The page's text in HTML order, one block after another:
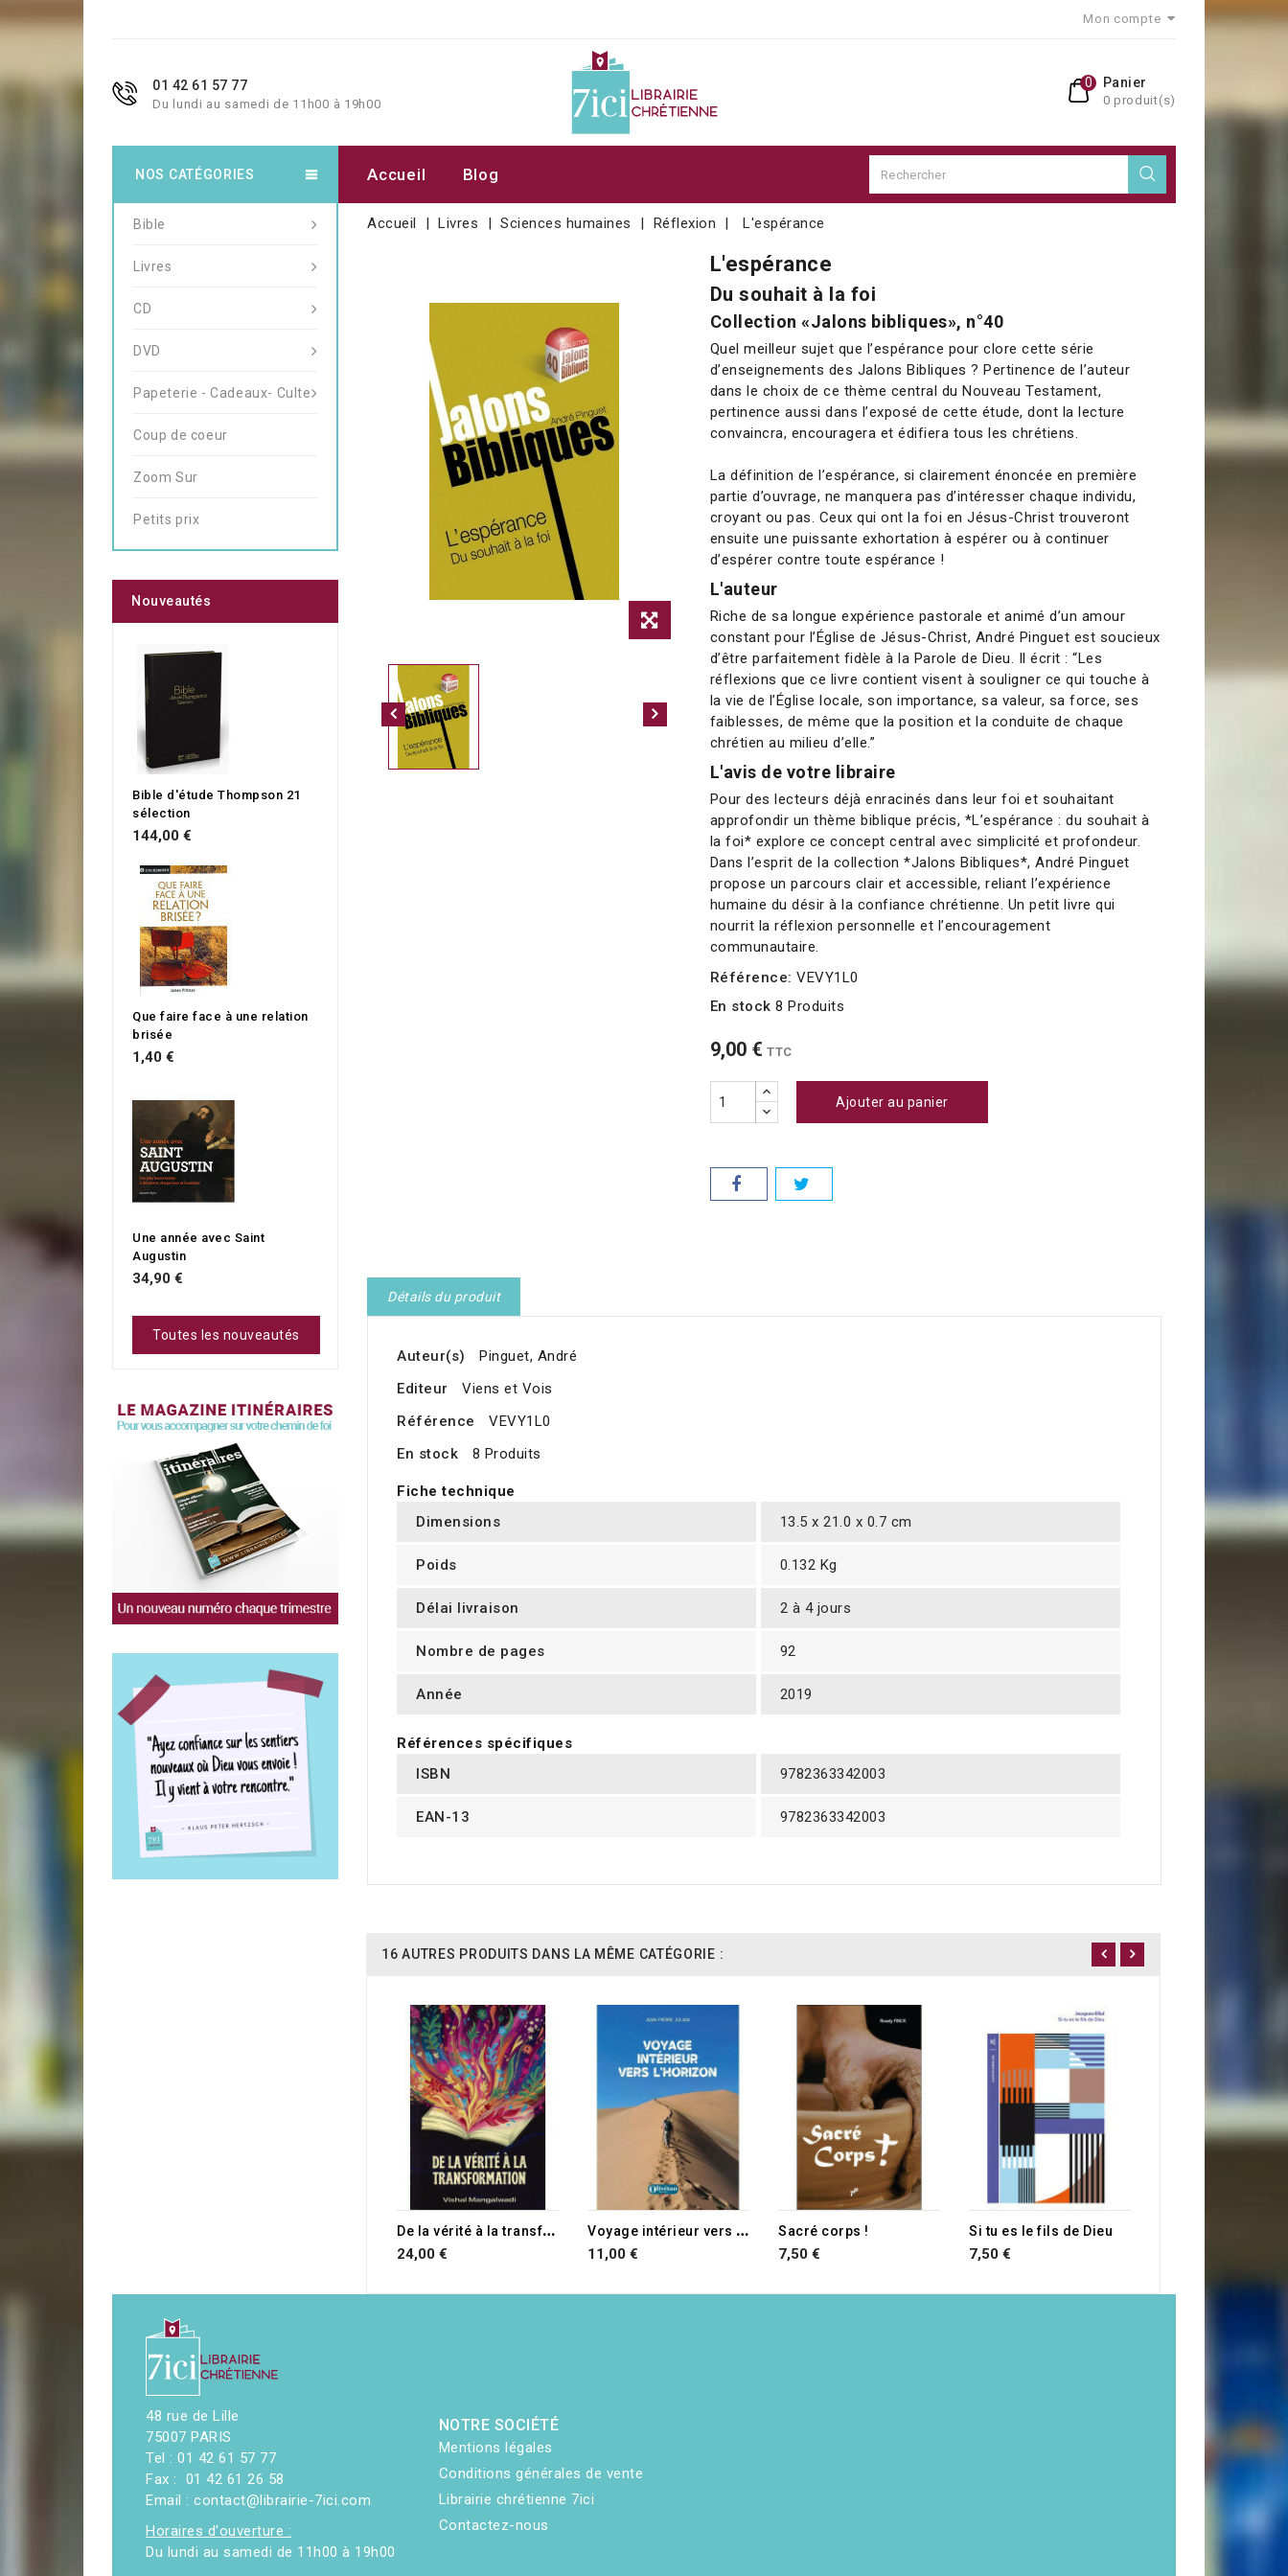
Mon compte
01 42 61 57 77
Du lundi au samedi de 11h00 à 19h00
Panier
0 produit(s)
0
Accueil Blog
Accueil Livres Sciences humaines Réflexion L'espérance
L'espérance
Du souhait à la foi
Collection «Jalons bibliques», n°40
Quel meilleur sujet que l’espérance pour clore cette série
d’enseignements des Jalons Bibliques ? Pertinence de l’auteur
dans le choix de ce thème central du Nouveau Testament,
pertinence aussi dans l’exposé de cette étude, dont la lecture
convaincra, encouragera et édifiera tous les chrétiens.
La définition de l’espérance, si clairement énoncée en première
partie d’ouvrage, ne manquera pas d’intéresser chaque individu,
croyant ou pas. Ceux qui ont la foi en Jésus-Christ trouveront
ensuite une puissante exhortation à espérer ou à continuer
d’espérer contre toute espérance !
L'auteur
Riche de sa longue expérience pastorale et animé d’un amour
constant pour l’Église de Jésus-Christ, André Pinguet est soucieux
d’être parfaitement fidèle à la Parole de Dieu. Il écrit : “Les
réflexions que ce livre contient visent à souligner ce qui touche à
la vie de l’Église locale, son importance, sa valeur, sa force, ses
faiblesses, de même que la position et la conduite de chaque
chrétien au milieu d’elle.”
L'avis de votre libraire
Pour des lecteurs déjà enracinés dans leur foi et souhaitant
approfondir un thème biblique précis, *L’espérance : du souhait à
la foi* explore ce concept central avec simplicité et profondeur.
Dans l’esprit de la collection *Jalons Bibliques*, André Pinguet
propose un parcours clair et accessible, reliant l’expérience
humaine du désir à la confiance chrétienne. Un petit livre qui
nourrit la réflexion personnelle et l’encouragement
communautaire.
Référence: VEVY1L0
En stock 8 Produits
9,00 € TTC
Ajouter au panier
Détails du produit
Auteur(s)
Pinguet, André
Editeur
Viens et Vois
Référence
VEVY1L0
En stock
8 Produits
Fiche technique
Dimensions
13.5 x 21.0 x 0.7 cm
Poids 0.132 Kg
Délai livraison 2 à 4 jours
Nombre de pages 92
Année 2019
Références spécifiques
ISBN
9782363342003
EAN-13 9782363342003
16 AUTRES PRODUITS DANS LA MÊME CATÉGORIE :
D
e la vérité à la transformation
24,00 €
V
oyage intérieur vers l'horizon
11,00 €
Sacré corps !
7,50 €
Si tu es le fils de Dieu
7,50 €
NOS CATÉGORIES
Bible
Livres
CD
DVD
Papeterie - Cadeaux- Culte
Coup de coeur
Zoom Sur
Petits prix
Nouveautés
Bible d'étude Thompson 21
sélection
144,00 €
Que faire face à une relation
brisée
1,40 €
Une année avec Saint
Augustin
34,90 €
Toutes les nouveautés
48 rue de Lille
75007 PARIS
Tel : 01 42 61 57 77
Fax : 01 42 61 26 58
Email : contact@librairie-7ici.com
Horaires d'ouverture :
Du lundi au samedi de 11h00 à 19h00
NOTRE SOCIÉTÉ
Mentions légales
Conditions générales de vente
Librairie chrétienne 7ici
Contactez-nous